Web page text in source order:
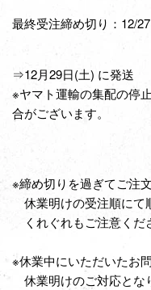
最終受注締め切り：12/
⇒12月29日(土) に発送
※ヤマト運輸の集配の停
合がございます。
※締め切りを過ぎてご注
休業明けの受注順にて
くれぐれもご注意くだ
※休業中にいただいたお
休業明けのご対応とな